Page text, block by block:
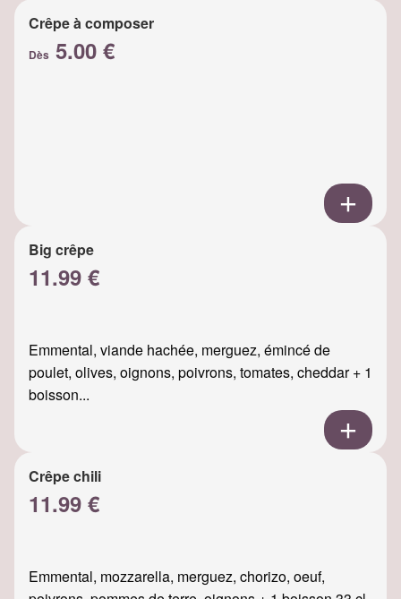
Crêpe à composer
Dès 5.00 €
Big crêpe
11.99 €
Emmental, viande hachée, merguez, émincé de
poulet, olives, oignons, poivrons, tomates, cheddar + 1
boisson...
Crêpe chili
11.99 €
Emmental, mozzarella, merguez, chorizo, oeuf,